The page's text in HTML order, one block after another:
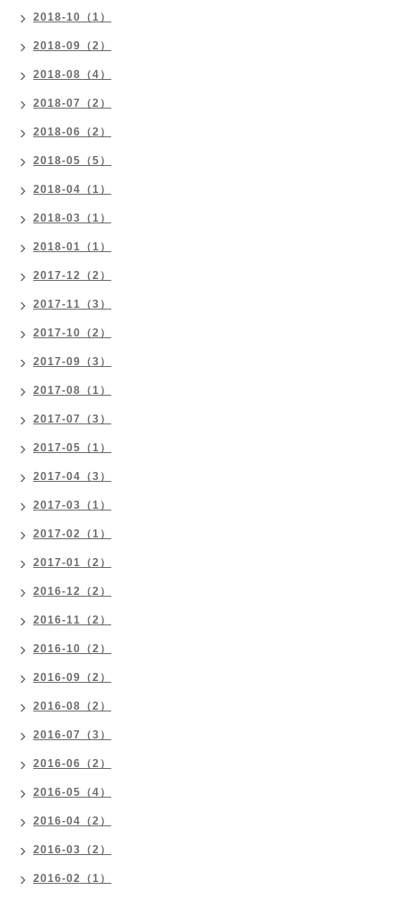
2018-10（1）
2018-09（2）
2018-08（4）
2018-07（2）
2018-06（2）
2018-05（5）
2018-04（1）
2018-03（1）
2018-01（1）
2017-12（2）
2017-11（3）
2017-10（2）
2017-09（3）
2017-08（1）
2017-07（3）
2017-05（1）
2017-04（3）
2017-03（1）
2017-02（1）
2017-01（2）
2016-12（2）
2016-11（2）
2016-10（2）
2016-09（2）
2016-08（2）
2016-07（3）
2016-06（2）
2016-05（4）
2016-04（2）
2016-03（2）
2016-02（1）